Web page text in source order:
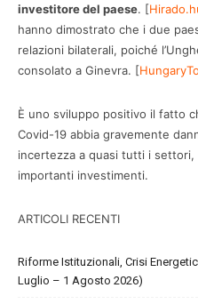
investitore del paese. [
hanno dimostrato che i due
relazioni bilaterali, poiché
consolato a Ginevra. [
È uno sviluppo positivo il fatto
Covid-19 abbia gravemente
incertezza a quasi tutti i
importanti investimenti.
ARTICOLI RECENTI
Riforme Istituzionali, Crisi
Luglio – 1 Agosto 2026)